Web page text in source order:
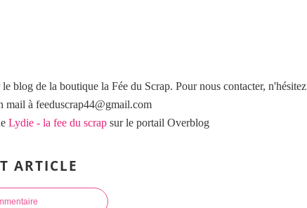
blog de la boutique la Fée du Scrap. Pour nous contacter, n'hésitez
mail à feeduscrap44@gmail.com
Lydie - la fee du scrap sur le portail Overblog
ARTICLE